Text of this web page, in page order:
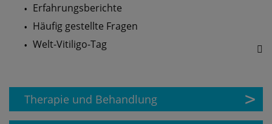
Erfahrungsberichte
Häufig gestellte Fragen
Welt-Vitiligo-Tag
Therapie und Behandlung